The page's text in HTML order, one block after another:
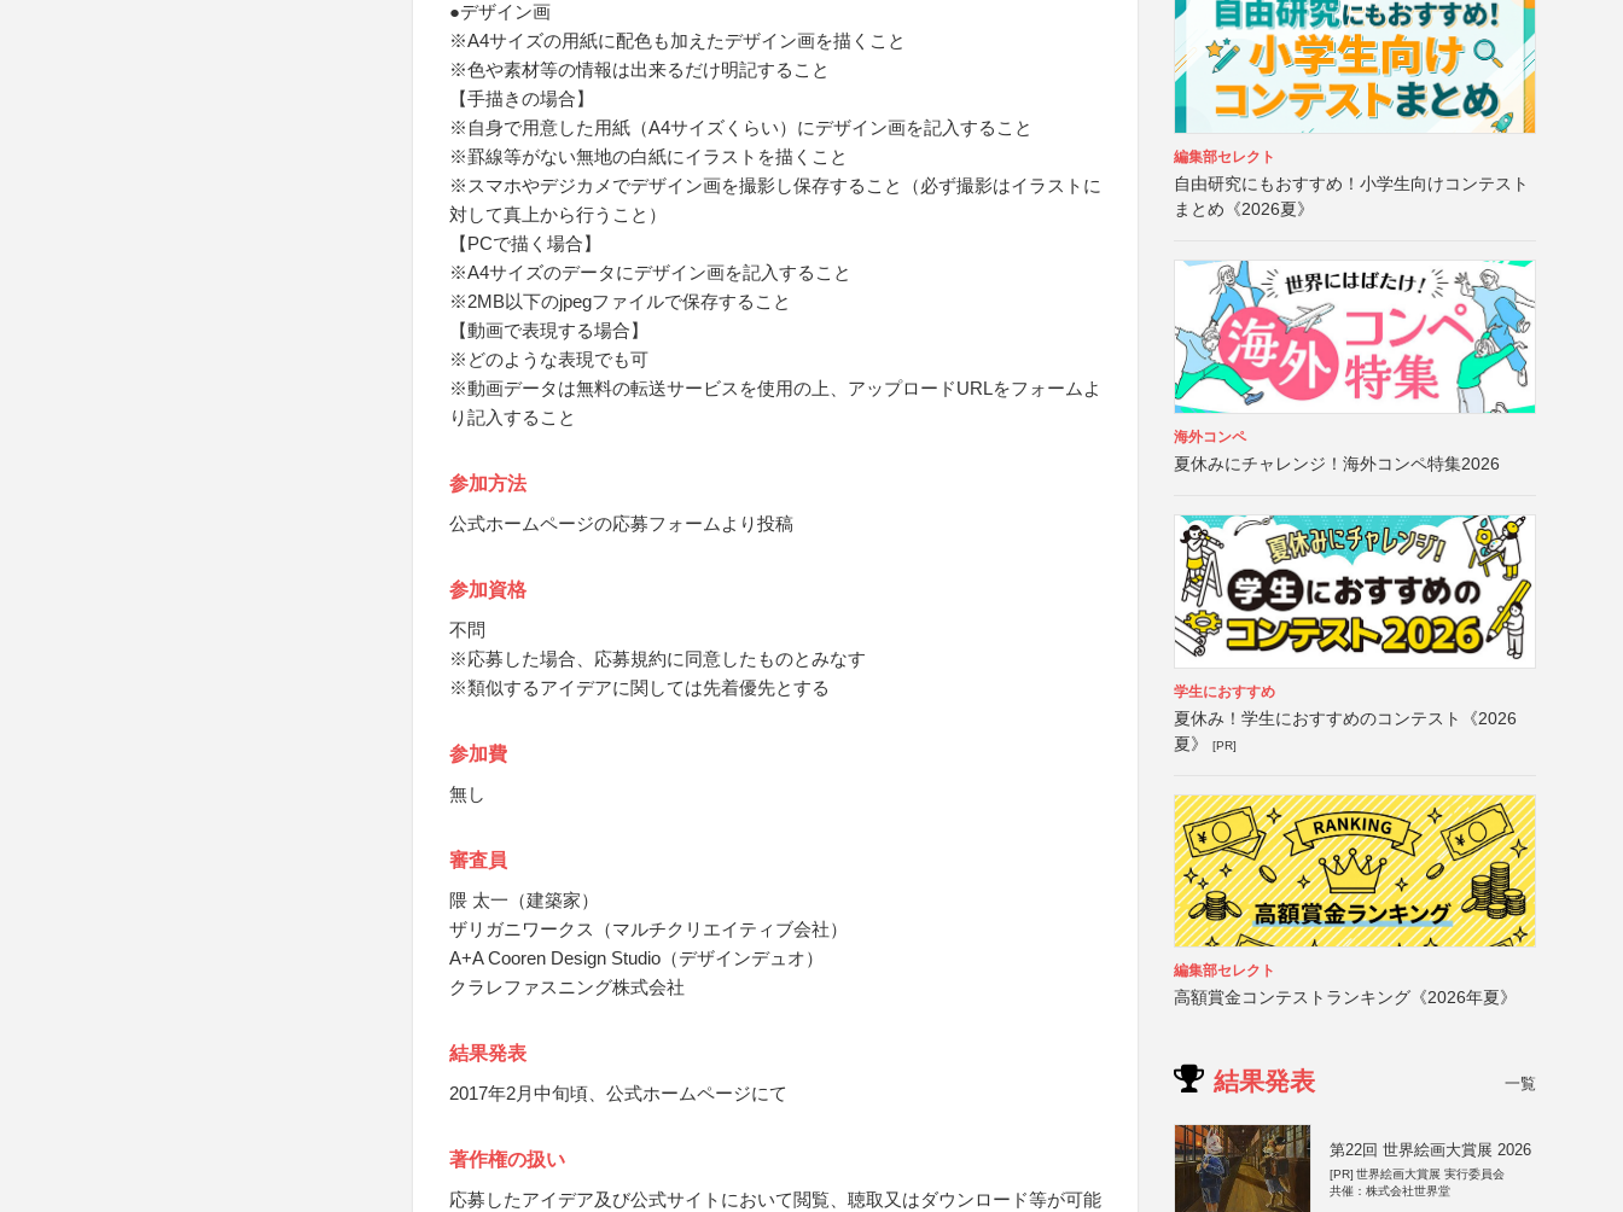
●デザイン画
※A4サイズの用紙に配色も加えたデザイン画を描くこと
※色や素材等の情報は出来るだけ明記すること
【手描きの場合】
※自身で用意した用紙（A4サイズくらい）にデザイン画を記入すること
※罫線等がない無地の白紙にイラストを描くこと
※スマホやデジカメでデザイン画を撮影し保存すること（必ず撮影はイラストに
対して真上から行うこと）
【PCで描く場合】
※A4サイズのデータにデザイン画を記入すること
※2MB以下のjpegファイルで保存すること
【動画で表現する場合】
※どのような表現でも可
※動画データは無料の転送サービスを使用の上、アップロードURLをフォームよ
り記入すること
参加方法
公式ホームページの応募フォームより投稿
参加資格
不問
※応募した場合、応募規約に同意したものとみなす
※類似するアイデアに関しては先着優先とする
参加費
無し
審査員
隈 太一（建築家）
ザリガニワークス（マルチクリエイティブ会社）
A+A Cooren Design Studio（デザインデュオ）
クラレファスニング株式会社
結果発表
2017年2月中旬頃、公式ホームページにて
著作権の扱い
応募したアイデア及び公式サイトにおいて閲覧、聴取又はダウンロード等が可能
編集部セレクト
自由研究にもおすすめ！小学生向けコンテスト
まとめ《2026夏》
海外コンペ
夏休みにチャレンジ！海外コンペ特集2026
学生におすすめ
夏休み！学生におすすめのコンテスト《2026
夏》
[PR]
編集部セレクト
高額賞金コンテストランキング《2026年夏》
結果発表 一覧
第22回 世界絵画大賞展 2026
[PR] 世界絵画大賞展 実行委員会
共催：株式会社世界堂